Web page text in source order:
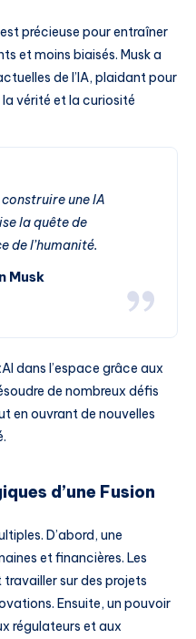
précieuse pour entraîner
et moins biaisés. Musk a
de l’IA, plaidant pour
vérité et la curiosité
une IA
la quête de
de l’humanité.
Musk
dans l’espace grâce aux
de nombreux défis
en ouvrant de nouvelles
d’une Fusion
D’abord, une
et financières. Les
sur des projets
Ensuite, un pouvoir
régulateurs et aux